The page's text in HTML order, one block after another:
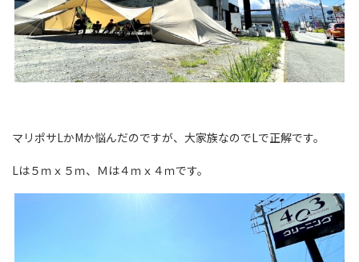
マリポサLかMか悩んだのですが、大家族なのでLで正解です。
Lは５ｍｘ５ｍ、Ｍは４ｍｘ４ｍです。